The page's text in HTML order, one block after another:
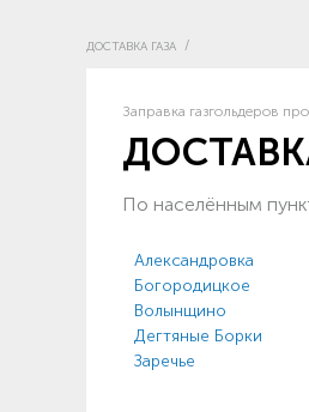
ДОСТАВКА ГАЗА
Заправка газгольдеров
По населённым
Александровка
Богородицкое
Волынщино
Дегтяные Борки
Заречье